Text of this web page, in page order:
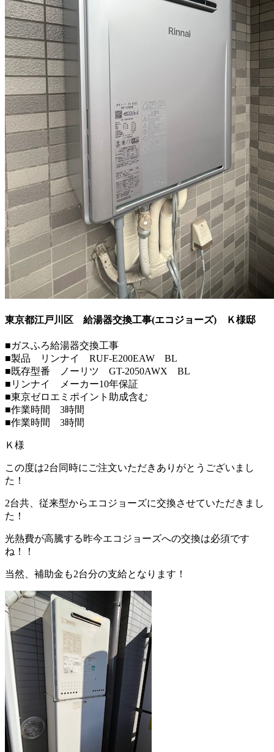
東京都江戸川区 給湯器交換工事(エコジョーズ) Ｋ様邸
■ガスふろ給湯器交換工事
■製品 リンナイ RUF-E200EAW BL
■既存型番 ノーリツ GT-2050AWX BL
■リンナイ メーカー10年保証
■東京ゼロエミポイント助成含む
■作業時間 3時間
■作業時間 3時間
Ｋ様
この度は2台同時にご注文いただきありがとうございまし
た！
2台共、従来型からエコジョーズに交換させていただきまし
た！
光熱費が高騰する昨今エコジョーズへの交換は必須です
ね！！
当然、補助金も2台分の支給となります！